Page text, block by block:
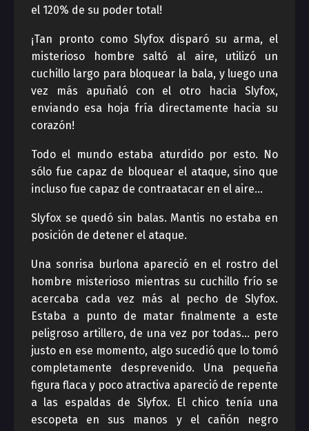
el 120% de su poder total!
¡Tan pronto como Slyfox disparó su arma, el
misterioso hombre saltó al aire, utilizó un
cuchillo largo para bloquear la bala, y luego una
vez más apuñaló con el otro hacia Slyfox,
enviando esa hoja fría directamente hacia su
corazón!
Todo el mundo estaba aturdido por esto. No
sólo fue capaz de bloquear el ataque, sino que
incluso fue capaz de contraatacar en el aire…
Slyfox se quedó sin balas. Mantis no estaba en
posición de detener el ataque.
Una sonrisa burlona apareció en el rostro del
hombre misterioso mientras su cuchillo frío se
acercaba cada vez más al pecho de Slyfox.
Estaba a punto de matar finalmente a este
peligroso artillero, de una vez por todas… pero
justo en ese momento, algo sucedió que lo tomó
completamente desprevenido. Una pequeña
figura flaca y poco atractiva apareció de repente
a las espaldas de Slyfox. El chico tenía una
escopeta en sus manos y el cañón negro